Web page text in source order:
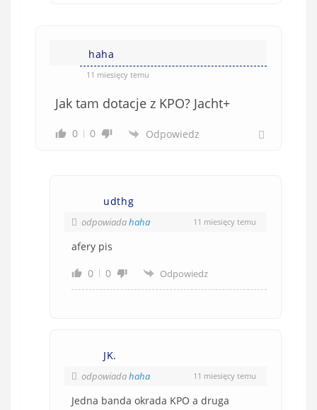
haha
11 miesięcy temu
Jak tam dotacje z KPO? Jacht+
0 0 Odpowiedz
udthg
odpowiadahaha 11 miesięcy temu
afery pis
0
0 Odpowiedz
JK.
odpowiadahaha 11 miesięcy temu
Jedna banda okrada KPO a druga